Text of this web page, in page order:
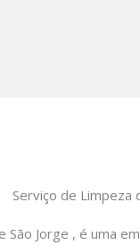
Serviço de Limpeza
São Jorge , é uma